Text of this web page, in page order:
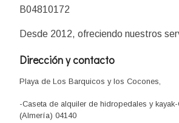
B04810172
Desde 2012, ofreciendo nuestros
Dirección y contacto
Playa de Los Barquicos y los Cocones,
-Caseta de alquiler de hidropedales y
(Almería) 04140